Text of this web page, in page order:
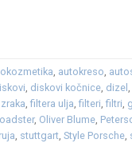
, autokreso,
, diskovi kočnice, dizel,
,filtera ulja,filteri,filtri,
, Oliver Blume,
, stuttgart,Style Porsche,